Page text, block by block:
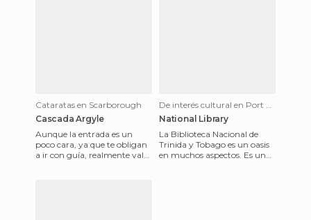
Cataratas en Scarborough
Cascada Argyle
Aunque la entrada es un
poco cara, ya que te obligan
a ir con guía, realmente vale
De interés cultural en Port of Spain
National Library
La Biblioteca Nacional de
Trinida y Tobago es un oasis
en muchos aspectos. Es un